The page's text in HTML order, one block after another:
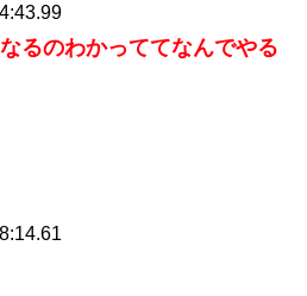
るのわかっててなんでやる